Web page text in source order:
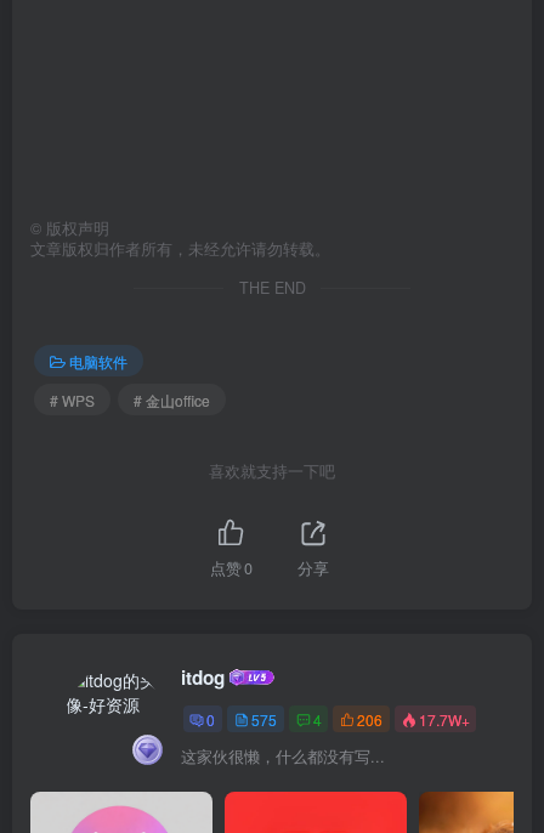
© 版权声明
文章版权归作者所有，未经允许请勿转载。
THE END
电脑软件
# WPS
# 金山office
喜欢就支持一下吧
点赞0 分享
itdog
0 575 4 206 17.7W+
这家伙很懒，什么都没有写...